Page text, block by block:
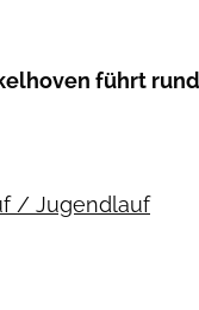
führt
/ Jugendlauf